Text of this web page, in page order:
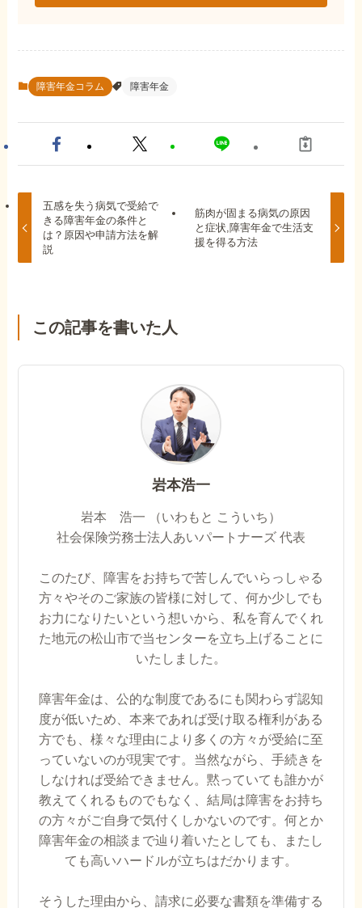
障害年金コラム 障害年金
五感を失う病気で受給で
きる障害年金の条件と
は？原因や申請方法を解
説
筋肉が固まる病気の原因
と症状,障害年金で生活支
援を得る方法
この記事を書いた人
岩本浩一
岩本 浩一 （いわもと こういち）
社会保険労務士法人あいパートナーズ 代表
このたび、障害をお持ちで苦しんでいらっしゃる
方々やそのご家族の皆様に対して、何か少しでも
お力になりたいという想いから、私を育んでくれ
た地元の松山市で当センターを立ち上げることに
いたしました。
障害年金は、公的な制度であるにも関わらず認知
度が低いため、本来であれば受け取る権利がある
方でも、様々な理由により多くの方々が受給に至
っていないのが現実です。当然ながら、手続きを
しなければ受給できません。黙っていても誰かが
教えてくれるものでもなく、結局は障害をお持ち
の方々がご自身で気付くしかないのです。何とか
障害年金の相談まで辿り着いたとしても、またし
ても高いハードルが立ちはだかります。
そうした理由から、請求に必要な書類を準備する